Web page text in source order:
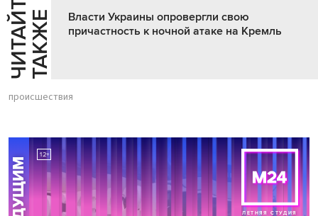
Ч
И
Т
АЙ
Т
Е
Т
А
К
ЖЕ
Власти Украины опровергли свою
причастность к ночной атаке на Кремль
происшествия